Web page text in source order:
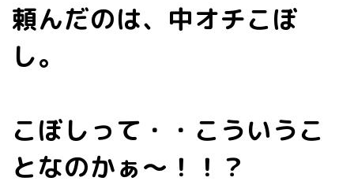
頼んだのは、中オチこぼ
し。
こぼしって・・こういうこ
となのかぁ～！！？